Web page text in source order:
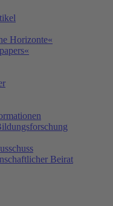
Horizonte«
Beirat